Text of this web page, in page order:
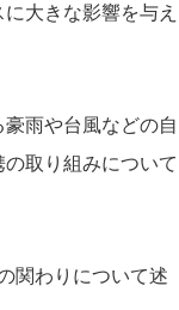
大きな影響を与え
雨や台風などの自
取り組みについて
関わりについて述